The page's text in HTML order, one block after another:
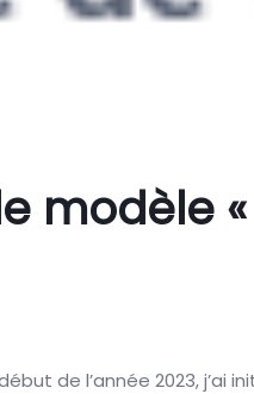
modèle
de l’année 2023, j’ai